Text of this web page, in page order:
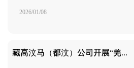
2026/01/08
藏高汶马（都汶）公司开展“羌藏风情暖旅途 格桑花开迎新年”元旦志愿服务活动